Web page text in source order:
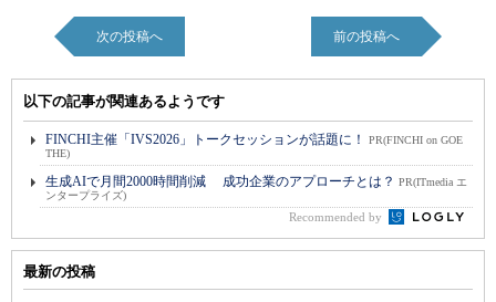
次の投稿へ 前の投稿へ
以下の記事が関連あるようです
FINCHI主催「IVS2026」トークセッションが話題に！
PR(FINCHI on GOE
THE)
生成AIで月間2000時間削減 成功企業のアプローチとは？ PR(ITmedia エ
ンタープライズ)
Recommended by
最新の投稿